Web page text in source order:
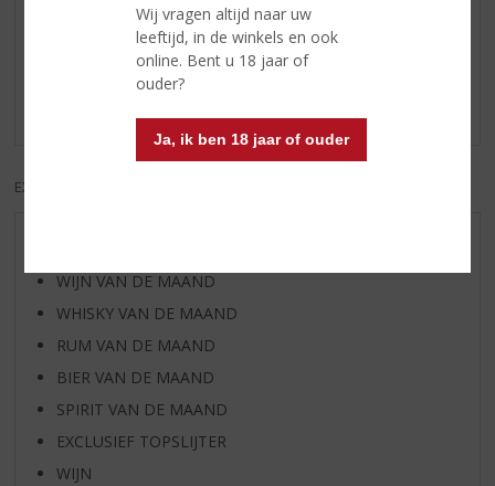
Wij vragen altijd naar uw
leeftijd, in de winkels en ook
online. Bent u 18 jaar of
ouder?
Ja, ik ben 18 jaar of ouder
Reviews
Schrijf een review
EXCL. BTW
WIJN VAN DE MAAND
WHISKY VAN DE MAAND
RUM VAN DE MAAND
BIER VAN DE MAAND
SPIRIT VAN DE MAAND
EXCLUSIEF TOPSLIJTER
WIJN